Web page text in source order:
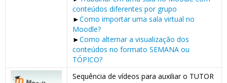
conteúdos diferentes por grupo
►Como importar uma sala virtual no
Moodle?
►Como alternar a visualização dos
conteúdos no formato SEMANA ou
TÓPICO?
Sequência de vídeos para auxiliar o TUTOR